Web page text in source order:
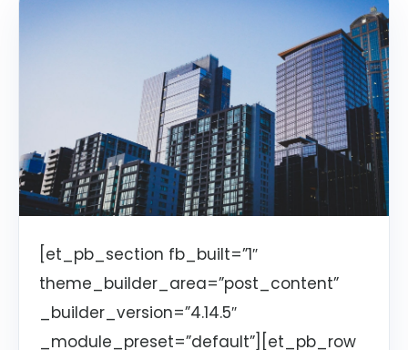
[et_pb_section fb_built=”1″
theme_builder_area=”post_content”
_builder_version=”4.14.5″
_module_preset=”default”][et_pb_row